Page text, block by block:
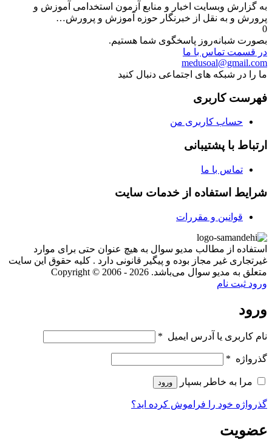
به گزارش وبسایت اخبار و منابع آزمون استخدامی آموزش و
پرورش و به نقل از خبرنگار حوزه آموزش و پرورش…
0
بصورت شبانه‌روز پاسخگوی شما هستیم.
در قسمت تماس با ما
medusoal@gmail.com
ما را در شبکه های اجتماعی دنبال کنید
فهرست کاربری
حساب کاربری من
ارتباط با پشتیبانی
تماس با ما
شرایط استفاده از خدمات سایت
قوانین و مقررات
استفاده از مطالب مدیو سوال به هیچ عنوان حتی برای موارد
غیرتجاری غیر مجاز بوده و پیگیر قانونی دارد . کلیه حقوق این سایت
متعلق به مدیو سوال می‌باشد. Copyright © 2006 - 2026
ورود ثبت نام
ورود
نام کاربری یا آدرس ایمیل *
گذرواژه *
مرا به خاطر بسپار ورود
گذرواژه خود را فراموش کرده اید؟
عضویت